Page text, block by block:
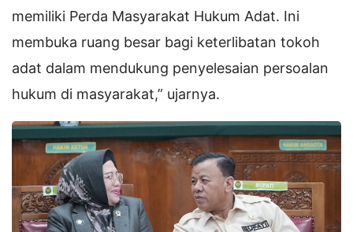
memiliki Perda Masyarakat Hukum Adat. Ini
membuka ruang besar bagi keterlibatan tokoh
adat dalam mendukung penyelesaian persoalan
hukum di masyarakat,” ujarnya.